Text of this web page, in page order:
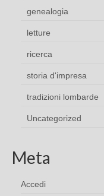
genealogia
letture
ricerca
storia d'impresa
tradizioni lombarde
Uncategorized
Meta
Accedi